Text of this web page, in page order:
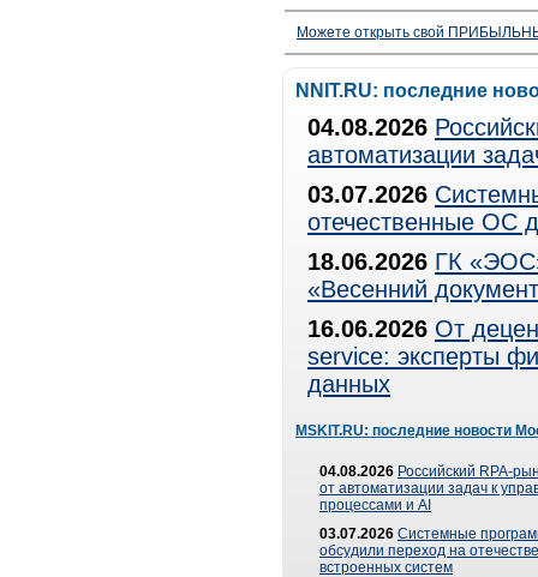
Можете открыть свой
NNIT.RU: последние
04.08.2026
автоматизации
03.07.2026
отечественные ОС
18.06.2026 ГК
«Весенний
16.06.2026 От
service: эксперты
данных
MSKIT.RU: последние новости
04.08.2026 Российский RPA-
от автоматизации задач к
процессами и AI
03.07.2026 Системные
обсудили переход на
встроенных систем